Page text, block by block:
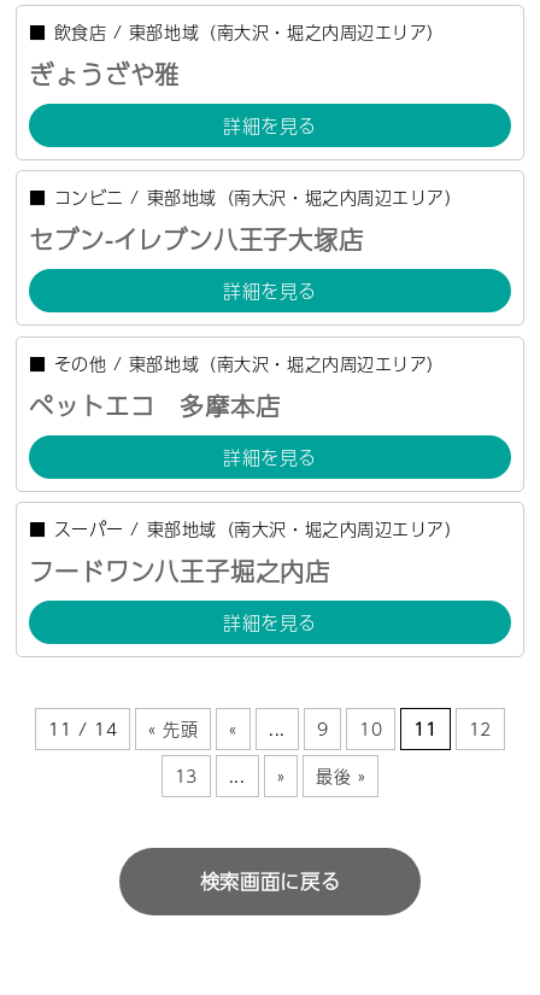
■ 飲食店 / 東部地域（南大沢・堀之内周辺エリア）
ぎょうざや雅
詳細を見る
■ コンビニ / 東部地域（南大沢・堀之内周辺エリア）
セブン-イレブン八王子大塚店
詳細を見る
■ その他 / 東部地域（南大沢・堀之内周辺エリア）
ペットエコ 多摩本店
詳細を見る
■ スーパー / 東部地域（南大沢・堀之内周辺エリア）
フードワン八王子堀之内店
詳細を見る
11 / 14 « 先頭 « ... 9 10 11
12
13
... » 最後 »
検索画面に戻る